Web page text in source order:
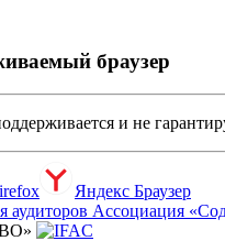
браузер
и не
Яндекс Браузер